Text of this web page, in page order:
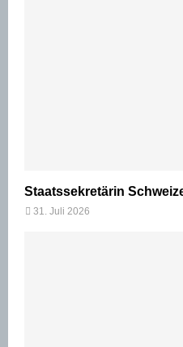
Staatssekretärin
31. Juli 2026